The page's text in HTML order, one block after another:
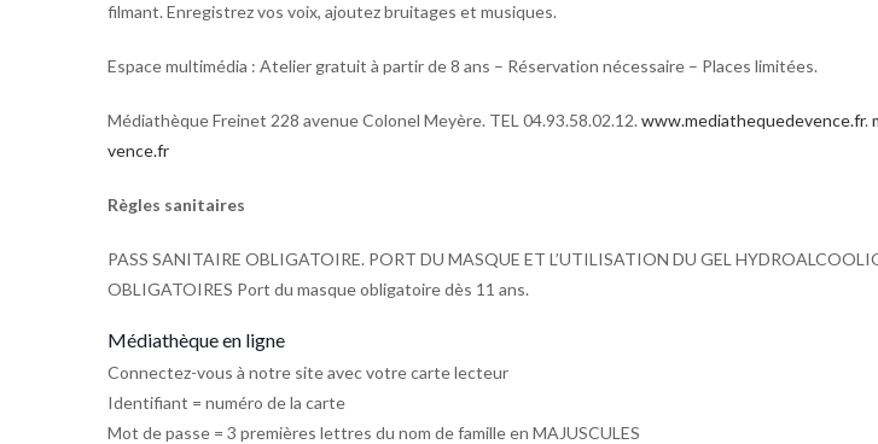
filmant. Enregistrez vos voix, ajoutez bruitages et musiques.
Espace multimédia : Atelier gratuit à partir de 8 ans – Réservation nécessaire – Places limitées.
Médiathèque Freinet 228 avenue Colonel Meyère. TEL 04.93.58.02.12. www.mediathequedevence.fr.
vence.fr
Règles sanitaires
PASS SANITAIRE OBLIGATOIRE. PORT DU MASQUE ET L’UTILISATION DU GEL
OBLIGATOIRES Port du masque obligatoire dès 11 ans.
Médiathèque en ligne
Connectez-vous à notre site avec votre carte lecteur
Identifiant = numéro de la carte
Mot de passe = 3 premières lettres du nom de famille en MAJUSCULES